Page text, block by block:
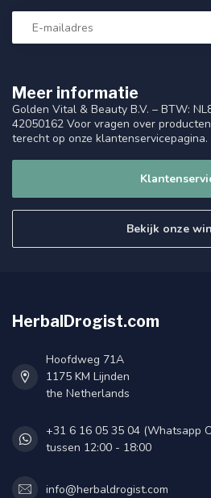
Meer informatie
Golden Vital & Beauty B.V. – BTW:
42050162 Voor vragen over
terecht op onze klantenservicepagina.
Bekijk onze
HerbalDrogist.com
Hoofdweg 71A
1175 KM Lijnden
the Netherlands
+31 6 16 05 35 04 (Whatsapp
tussen 12:00 - 18:00
info@herbaldrogist.com